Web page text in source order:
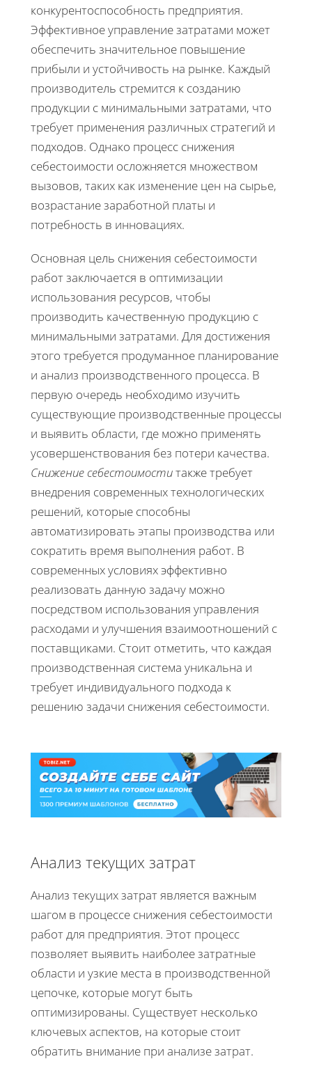
конкурентоспособность предприятия.
Эффективное управление затратами может
обеспечить значительное повышение
прибыли и устойчивость на рынке. Каждый
производитель стремится к созданию
продукции с минимальными затратами, что
требует применения различных стратегий и
подходов. Однако процесс снижения
себестоимости осложняется множеством
вызовов, таких как изменение цен на сырье,
возрастание заработной платы и
потребность в инновациях.
Основная цель снижения себестоимости
работ заключается в оптимизации
использования ресурсов, чтобы
производить качественную продукцию с
минимальными затратами. Для достижения
этого требуется продуманное планирование
и анализ производственного процесса. В
первую очередь необходимо изучить
существующие производственные процессы
и выявить области, где можно применять
усовершенствования без потери качества.
Снижение себестоимоститакже требует
внедрения современных технологических
решений, которые способны
автоматизировать этапы производства или
сократить время выполнения работ. В
современных условиях эффективно
реализовать данную задачу можно
посредством использования управления
расходами и улучшения взаимоотношений с
поставщиками. Стоит отметить, что каждая
производственная система уникальна и
требует индивидуального подхода к
решению задачи снижения себестоимости.
Анализ текущих затрат
Анализ текущих затрат является важным
шагом в процессе снижения себестоимости
работ для предприятия. Этот процесс
позволяет выявить наиболее затратные
области и узкие места в производственной
цепочке, которые могут быть
оптимизированы. Существует несколько
ключевых аспектов, на которые стоит
обратить внимание при анализе затрат.